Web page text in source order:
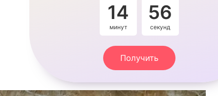
14
минут
55
секунд
Получить